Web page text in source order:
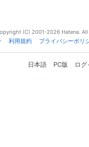
(C) 2001-2026 Hatena. All
利用規約 プライバシーポリ
日本語 PC版 ログ